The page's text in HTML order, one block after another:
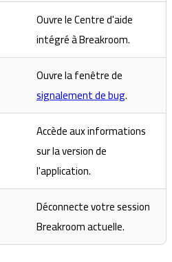
Ouvre le Centre d'aide
intégré à Breakroom.
Ouvre la fenêtre de
signalement de bug.
Accède aux informations
sur la version de
l'application.
Déconnecte votre session
Breakroom actuelle.